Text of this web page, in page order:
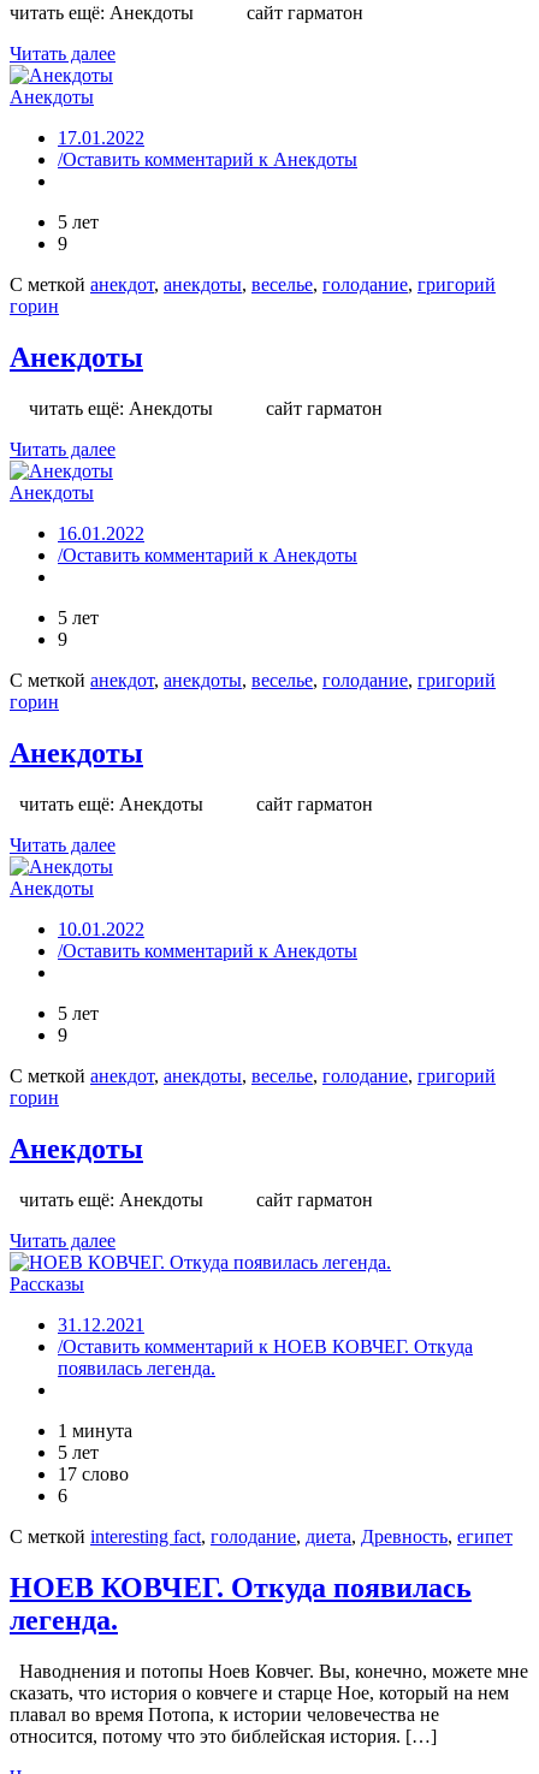
читать ещё: Анекдоты сайт гарматон
Читать далее
Анекдоты
17.01.2022
/Оставить комментарий к Анекдоты
5 лет
9
С меткой анекдот, анекдоты, веселье, голодание, григорий
горин
Анекдоты
читать ещё: Анекдоты сайт гарматон
Читать далее
Анекдоты
16.01.2022
/Оставить комментарий к Анекдоты
5 лет
9
С меткой анекдот, анекдоты, веселье, голодание, григорий
горин
Анекдоты
читать ещё: Анекдоты сайт гарматон
Читать далее
Анекдоты
10.01.2022
/Оставить комментарий к Анекдоты
5 лет
9
С меткой анекдот, анекдоты, веселье, голодание, григорий
горин
Анекдоты
читать ещё: Анекдоты сайт гарматон
Читать далее
Рассказы
31.12.2021
/Оставить комментарий к НОЕВ КОВЧЕГ. Откуда
появилась легенда.
1 минута
5 лет
17 слово
6
С меткой interesting fact, голодание, диета, Древность, египет
НОЕВ КОВЧЕГ. Откуда появилась
легенда.
Наводнения и потопы Ноев Ковчег. Вы, конечно, можете мне
сказать, что история о ковчеге и старце Ное, который на нем
плавал во время Потопа, к истории человечества не
относится, потому что это библейская история. […]